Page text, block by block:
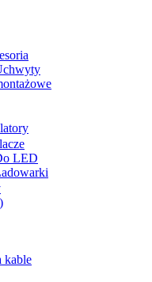
LED
kable